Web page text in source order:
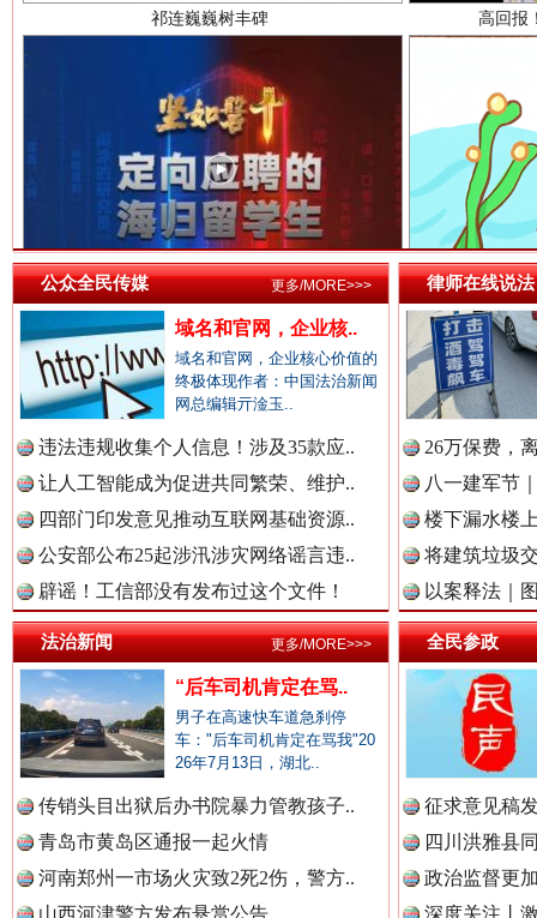
中国检察新闻网.
中国医药新闻网.
中国企业新闻网.
中国农业新闻网.
中国视频新闻网.
中国廉政法纪网.
中国律师在线.
中国参政网.中
一枚“钉子”竟然扎入要害部门
雄关漫道展新颜
衣柜里的秘密 高速路
公众全民传媒
域名和官网，企业核..
域名和官网，企业核心价值的
终极体现作者：中国法治新闻
网总编辑亓淦玉..
违法违规收集个人信息！涉及35款应..
让人工智能成为促进共同繁荣、维护..
四部门印发意见推动互联网基础资源..
公安部公布25起涉汛涉灾网络谣言违..
辟谣！工信部没有发布过这个文件！
更多/MORE>>> 律师在线说法
26万保费，
八一建军节
楼下漏水楼
将建筑垃圾
以案释法｜
法治新闻
“后车司机肯定在骂..
男子在高速快车道急刹停
车："后车司机肯定在骂我"20
26年7月13日，湖北..
传销头目出狱后办书院暴力管教孩子..
青岛市黄岛区通报一起火情
河南郑州一市场火灾致2死2伤，警方..
山西河津警方发布悬赏公告
更多/MORE>>> 全民参政
征求意见稿
四川洪雅县
政治监督更
深度关注丨